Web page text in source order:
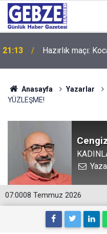
21:12 İzmit Körfezi'ni
Anasayfa Yazarlar
YÜZLEŞME!
07:0008 Temmuz 2026